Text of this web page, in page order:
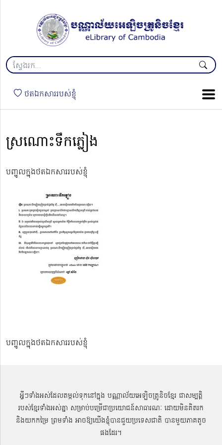
ថតឯកសាររបស់ខ្ញុំ
ស្រណោះទឹកភ្លៀង
បញ្ចូលក្នុងថតឯកសាររបស់ខ្ញុំ
បញ្ចូលក្នុងថតឯកសាររបស់ខ្ញុំ
អ្វីៗទាំងអស់ដែលតម្កល់ទុកនៅក្នុង បណ្ណាល័យអេឡិចត្រូនិចខ្មែរ ជាសម្បតិ្ត
របស់ខ្មែរទាំងអស់គ្នា សម្រាប់បម្រើជាប្រយោជន៍សាធារណៈ ដោយមិនគិតរក
និងយកកម្រៃ ព្រមទាំង អាចឱ្យយើងខ្ញុំបានជួយប្រទេសជាតិ បានមួយភាគតូច
ផងដែរ។